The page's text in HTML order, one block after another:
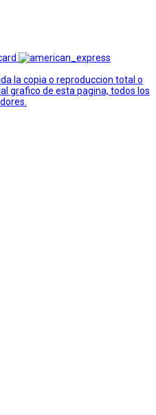
la copia o reproduccion total o
grafico de esta pagina, todos los